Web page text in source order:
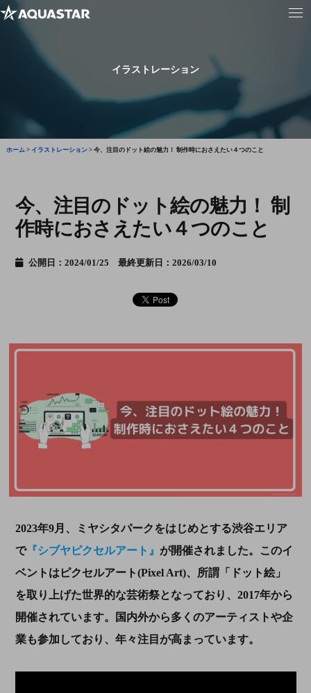
イラストレーション
ホーム> イラストレーション> 今、注目のドット絵の魅力！ 制作時におさえたい４つのこと
今、注目のドット絵の魅力！ 制
作時におさえたい４つのこと
公開日：2024/01/25 最終更新日：2026/03/10
2023年9月、ミヤシタパークをはじめとする渋谷エリア
で『シブヤピクセルアート』 が開催されました。このイ
ベントはピクセルアート(Pixel Art)、所謂「ドット絵」
を取り上げた世界的な芸術祭となっており、 2017年から
開催されています。国内外から多くのアーティストや企
業も参加しており、年々注目が高まっています。